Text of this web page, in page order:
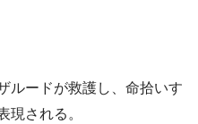
ルードが救護し、命拾いす
現される。